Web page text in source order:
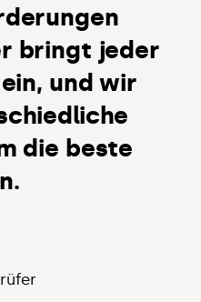
bringt jeder
und wir
die beste